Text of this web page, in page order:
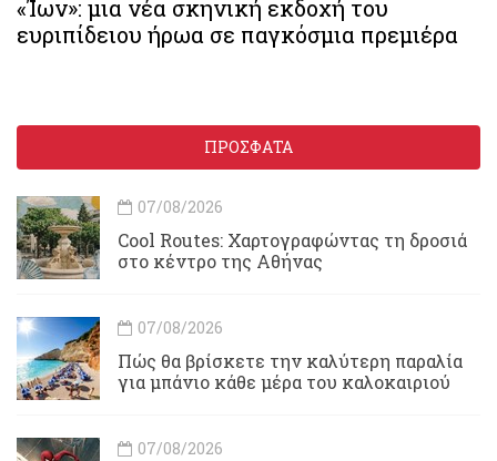
«Ίων»: μια νέα σκηνική εκδοχή του
ευριπίδειου ήρωα σε παγκόσμια πρεμιέρα
ΠΡΟΣΦΑΤΑ
07/08/2026
Cool Routes: Χαρτογραφώντας τη δροσιά
στο κέντρο της Αθήνας
07/08/2026
Πώς θα βρίσκετε την καλύτερη παραλία
για μπάνιο κάθε μέρα του καλοκαιριού
07/08/2026